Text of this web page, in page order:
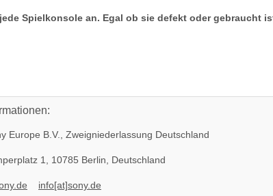
Spielkonsole an. Egal ob sie defekt oder gebraucht
Europe B.V., Zweigniederlassung Deutschland
1, 10785 Berlin, Deutschland
info[at]sony.de